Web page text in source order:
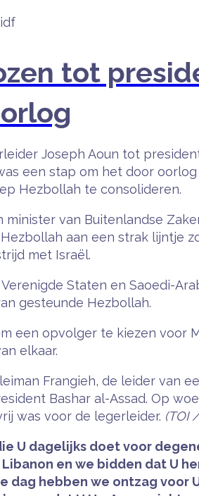
tot
Joseph Aoun tot
een stap om het door
Hezbollah te consolideren.
van Buitenlandse
aan een strak lijntje
met Israël.
Staten en Saoedi-
gesteunde Hezbollah.
een opvolger te kiezen voor
elkaar.
Frangieh, de leider van
Bashar al-Assad. Op
was voor de legerleider. (TOI
U dagelijks doet voor
en we bidden dat U
dag hebben we ontzag